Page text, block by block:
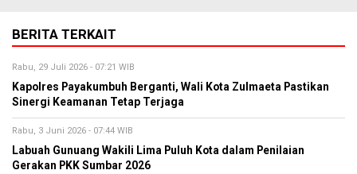
BERITA TERKAIT
Rabu, 29 Juli 2026 - 07:21 WIB
Kapolres Payakumbuh Berganti, Wali Kota Zulmaeta Pastikan
Sinergi Keamanan Tetap Terjaga
Rabu, 3 Juni 2026 - 07:44 WIB
Labuah Gunuang Wakili Lima Puluh Kota dalam Penilaian
Gerakan PKK Sumbar 2026